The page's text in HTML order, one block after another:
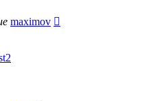
maximov